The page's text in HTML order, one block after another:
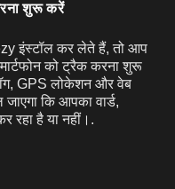
शुरू करें
इंस्टॉल कर लेते हैं, तो आप
को ट्रैक करना शुरू
GPS लोकेशन और वेब
कि आपका वार्ड,
रहा है या नहीं।.